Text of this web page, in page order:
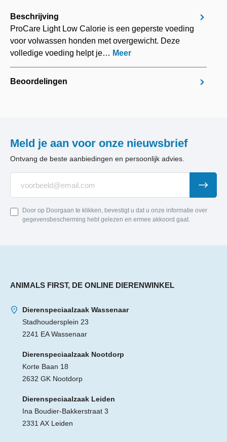
Beschrijving
ProCare Light Low Calorie is een geperste voeding
voor volwassen honden met overgewicht. Deze
volledige voeding helpt je… Meer
Beoordelingen
Meld je aan voor onze nieuwsbrief
Ontvang de beste aanbiedingen en persoonlijk advies.
Door op Doorgaan te klikken, bevestigt u dat u onze informatie over
gegevensbescherming hebt gelezen en ermee akkoord gaat.
ANIMALS FIRST, DE ONLINE DIERENWINKEL
Dierenspeciaalzaak Wassenaar
Stadhoudersplein 23
2241 EA Wassenaar
Dierenspeciaalzaak Nootdorp
Korte Baan 18
2632 GK Nootdorp
Dierenspeciaalzaak Leiden
Ina Boudier-Bakkerstraat 3
2331 AX Leiden